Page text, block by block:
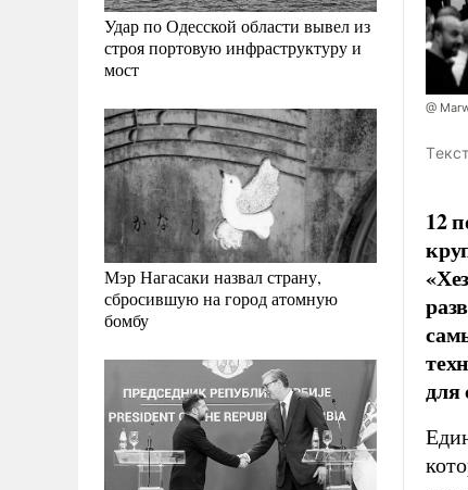
Удар по Одесской области вывел из
строя портовую инфраструктуру и
мост
Мэр Нагасаки назвал страну,
сбросившую на город атомную
бомбу
@
12
для